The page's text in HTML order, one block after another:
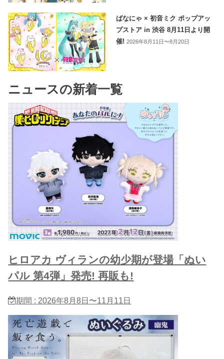
ばなにゃ × 初音ミク ポップアッ
プストア in 渋谷 8月11日より開
催!2026年8月11日〜8月20日
ニュースの新着一覧
ヒロアカ ヴィランの幼少期が登場「ぬい
パル 第4弾」発売! 再販も!
期間 : 2026年8月8日〜11月11日